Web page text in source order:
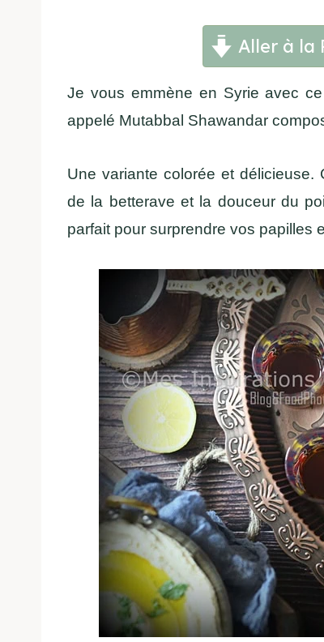
Aller à la
Je vous emmène en Syrie avec
appelé Mutabbal Shawandar
Une variante colorée et
de la betterave et la douceur du
parfait pour surprendre vos papilles